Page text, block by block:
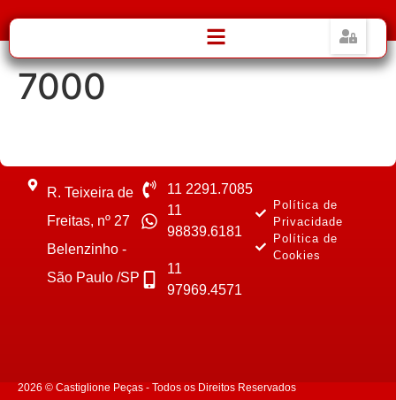
7000
R. Teixeira de
Freitas, nº 27
Belenzinho -
São Paulo /SP
11 2291.7085
11
98839.6181
11
97969.4571
Política de
Privacidade
Política de
Cookies
2026 © Castiglione Peças - Todos os Direitos Reservados